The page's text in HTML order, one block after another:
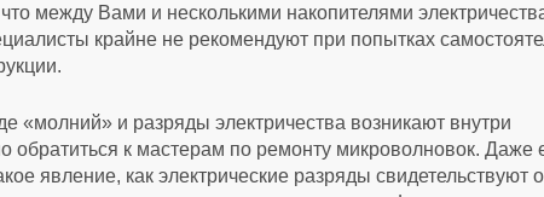
между Вами и несколькими накопителями
крайне не рекомендуют при попытках
и разряды электричества возникают внутри
к мастерам по ремонту микроволновок. Даже
явление, как электрические разряды свидетельствуют